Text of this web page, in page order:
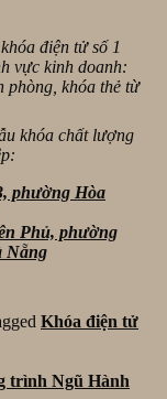
điện tử số 1
vực kinh doanh:
phòng, khóa thẻ từ
khóa chất lượng
phường Hòa
Phủ, phường
Nẵng
Khóa điện tử
trình Ngũ Hành